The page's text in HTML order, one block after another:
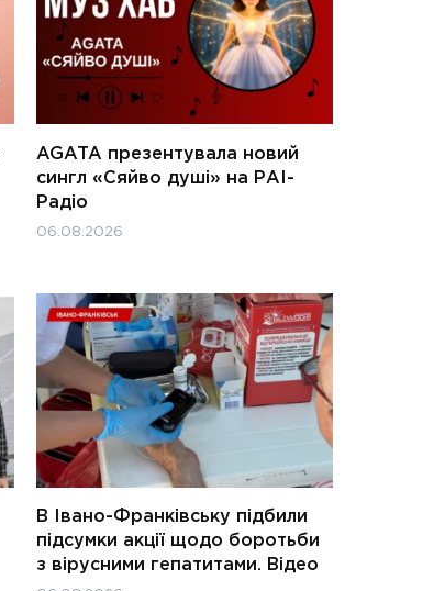
AGATA презентувала новий
сингл «Сяйво душі» на РАІ-
Радіо
06.08.2026
В Івано-Франківську підбили
підсумки акції щодо боротьби
з вірусними гепатитами. Відео